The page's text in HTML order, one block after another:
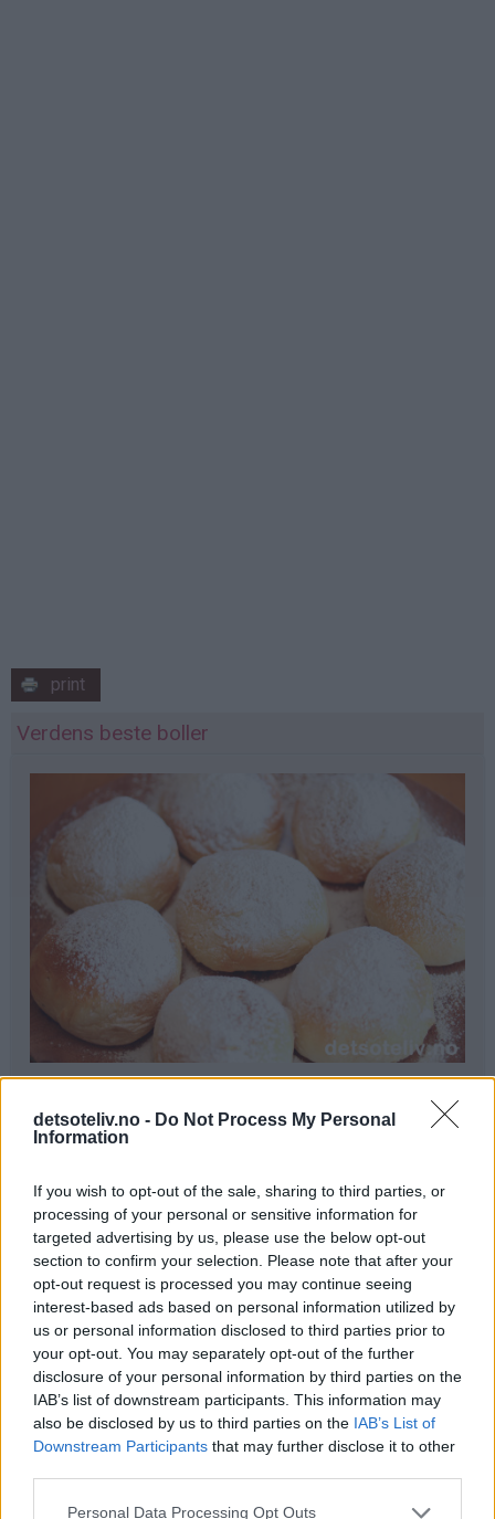
detsoteliv.no - Do Not Process My Personal
Information
If you wish to opt-out of the sale, sharing to third parties, or
processing of your personal or sensitive information for
targeted advertising by us, please use the below opt-out
section to confirm your selection. Please note that after your
opt-out request is processed you may continue seeing
interest-based ads based on personal information utilized by
us or personal information disclosed to third parties prior to
your opt-out. You may separately opt-out of the further
disclosure of your personal information by third parties on the
IAB’s list of downstream participants. This information may
also be disclosed by us to third parties on the IAB’s List of
Downstream Participants that may further disclose it to other
Personal Data Processing Opt Outs
print
Verdens beste boller
1 liter melk
250 g melis
100 g gjær
0,5 ts kardemomme
1,5 kg hvetemel
Pynt:
melisdryss
Fremgangsmåte
Kok opp melk, smør og melis. Avkjøl blandingen til den